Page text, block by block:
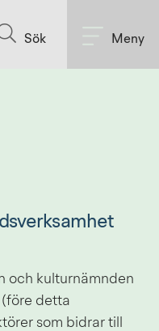
Sök Meny
och kulturnämnden
detta
som bidrar till